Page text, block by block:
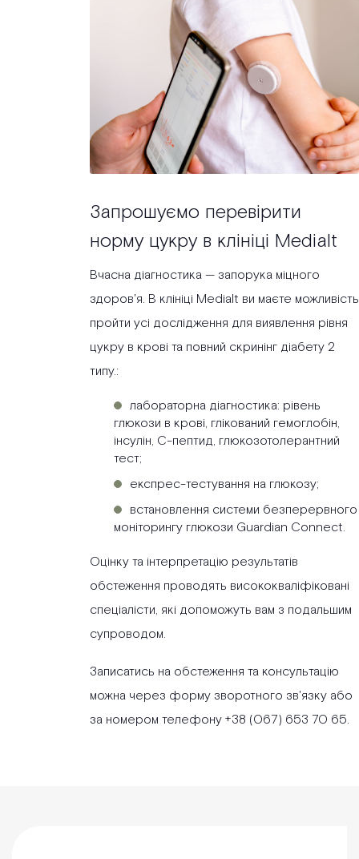
Запрошуємо перевірити
норму цукру в клініці Medialt
Вчасна діагностика — запорука міцного
здоров'я. В клініці Medialt ви маєте можливість
пройти усі дослідження для виявлення рівня
цукру в крові та повний скринінг діабету 2
типу.:
лабораторна діагностика: рівень
глюкози в крові, глікований гемоглобін,
інсулін, С-пептид, глюкозотолерантний
тест;
експрес-тестування на глюкозу;
встановлення системи безперервного
моніторингу глюкози Guardian Connect.
Оцінку та інтерпретацію результатів
обстеження проводять висококваліфіковані
спеціалісти, які допоможуть вам з подальшим
супроводом.
Записатись на обстеження та консультацію
можна через форму зворотного зв'язку або
за номером телефону +38 (067) 653 70 65.